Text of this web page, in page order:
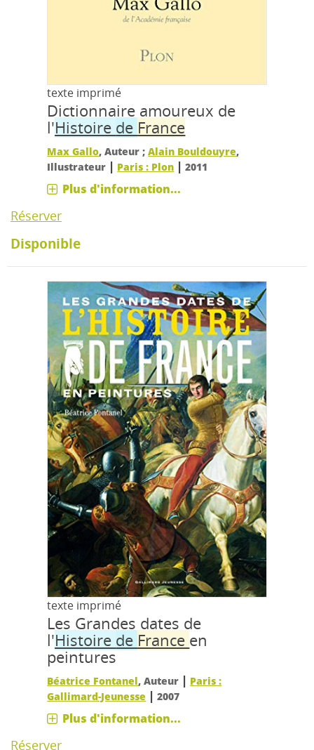
texte imprimé
Dictionnaire amoureux de
l'Histoire de France
Max Gallo, Auteur ;Alain Bouldouyre,
Illustrateur | Paris : Plon |2011
Plus d'information...
Réserver
Disponible
texte imprimé
Les Grandes dates de
l'Histoire de France en
peintures
Béatrice Fontanel, Auteur | Paris :
Gallimard-Jeunesse |2007
Plus d'information...
Réserver